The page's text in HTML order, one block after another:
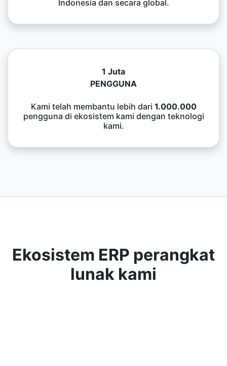
Indonesia dan secara global.
1 Juta
PENGGUNA
Kami telah membantu lebih dari 1.000.000
pengguna di ekosistem kami dengan teknologi
kami.
Ekosistem ERP perangkat
lunak kami